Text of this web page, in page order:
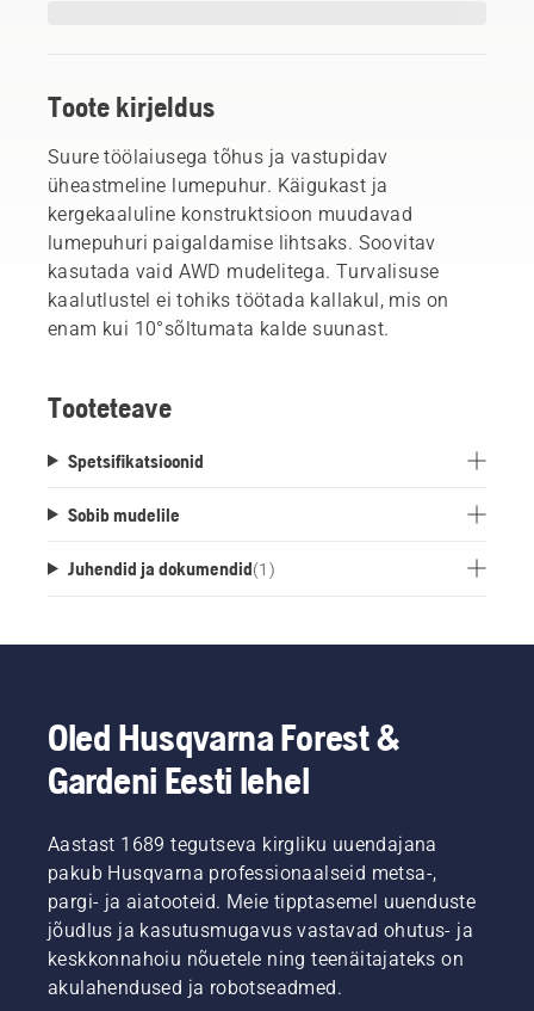
Toote kirjeldus
Suure töölaiusega tõhus ja vastupidav
üheastmeline lumepuhur. Käigukast ja
kergekaaluline konstruktsioon muudavad
lumepuhuri paigaldamise lihtsaks. Soovitav
kasutada vaid AWD mudelitega. Turvalisuse
kaalutlustel ei tohiks töötada kallakul, mis on
enam kui 10°sõltumata kalde suunast.
Tooteteave
Spetsifikatsioonid
Sobib mudelile
Juhendid ja dokumendid(1 )
Oled Husqvarna Forest &
Gardeni Eesti lehel
Aastast 1689 tegutseva kirgliku uuendajana
pakub Husqvarna professionaalseid metsa-,
pargi- ja aiatooteid. Meie tipptasemel uuenduste
jõudlus ja kasutusmugavus vastavad ohutus- ja
keskkonnahoiu nõuetele ning teenäitajateks on
akulahendused ja robotseadmed.